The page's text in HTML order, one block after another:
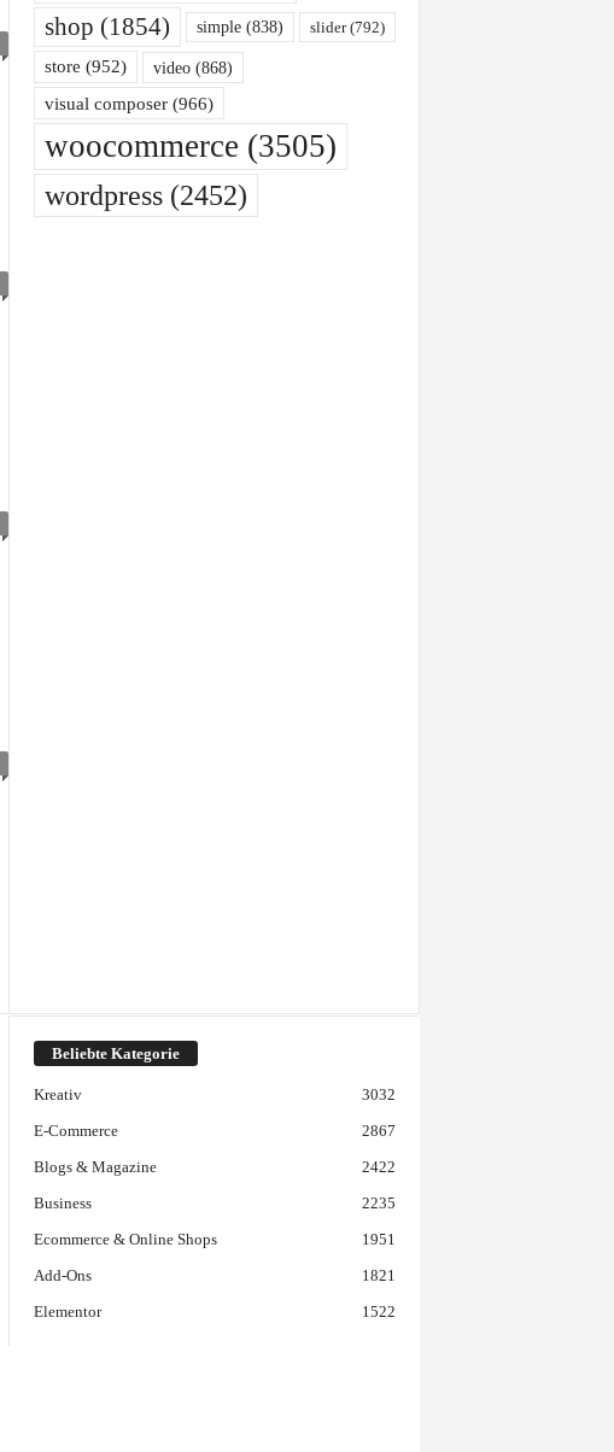
shop (1854) simple(838) slider(792)
store (952) video(868)
visual composer(966)
woocommerce (3505)
wordpress(2452)
Beliebte Kategorie
Kreativ
3032
E-Commerce
2867
Blogs & Magazine
2422
Business
2235
Ecommerce & Online Shops
1951
Add-Ons
1821
Elementor
1522